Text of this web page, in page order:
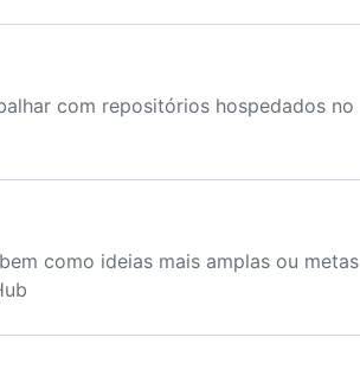
com repositórios hospedados no
como ideias mais amplas ou metas